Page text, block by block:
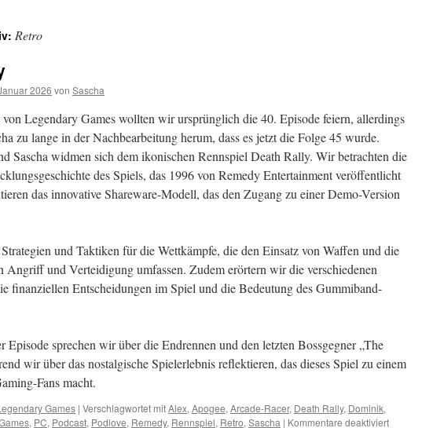
Retro
2026 von Sascha
Legendary Games wollten wir ursprünglich die 40. Episode feiern, allerdings
zu lange in der Nachbearbeitung herum, dass es jetzt die Folge 45 wurde.
Sascha widmen sich dem ikonischen Rennspiel Death Rally. Wir betrachten die
des Spiels, das 1996 von Remedy Entertainment veröffentlicht
das innovative Shareware-Modell, das den Zugang zu einer Demo-Version
und Taktiken für die Wettkämpfe, die den Einsatz von Waffen und die
Angriff und Verteidigung umfassen. Zudem erörtern wir die verschiedenen
finanziellen Entscheidungen im Spiel und die Bedeutung des Gummiband-
Episode sprechen wir über die Endrennen und den letzten Bossgegner „The
wir über das nostalgische Spielerlebnis reflektieren, das dieses Spiel zu einem
Fans macht.
Games | Verschlagwortet mitAlex, Apogee, Arcade-Racer, Death Rally, Dominik,
, PC, Podcast, Podlove, Remedy, Rennspiel, Retro, Sascha | Kommentare deaktiviertfür